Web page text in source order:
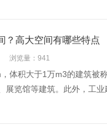
？高大空间有哪些特点
浏览量：941
体积大于1万m3的建筑被
展览馆等建筑。此外，工业